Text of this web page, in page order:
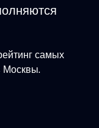
самых
Москвы.